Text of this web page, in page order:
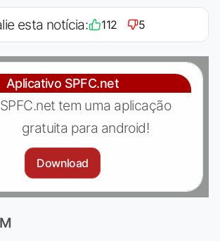
esta notícia: 112 5
Aplicativo SPFC.net
SPFC.net tem uma aplicação
gratuita para android!
Download